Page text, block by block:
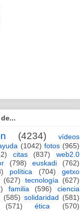
(4234)
vídeos
(1042) fotos (965)
citas (837)
web2.0
(798) euskadi
(762)
política (704)
getxo
(627) tecnología
(627)
familia (596)
ciencia
(585) solidaridad (581)
(571) ética
(570)